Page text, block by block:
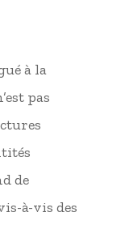
à la
pas
de
à-vis des